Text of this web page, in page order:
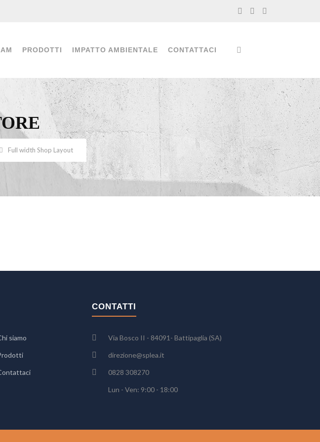
PRODOTTI IMPATTO AMBIENTALE CONTATTACI
Full width Shop Layout
siamo
CONTATTI
Via Bosco II - 84091- Battipaglia (SA)
direzione@splea.it
0828 308270
Lun - Ven: 9:00 - 18:00